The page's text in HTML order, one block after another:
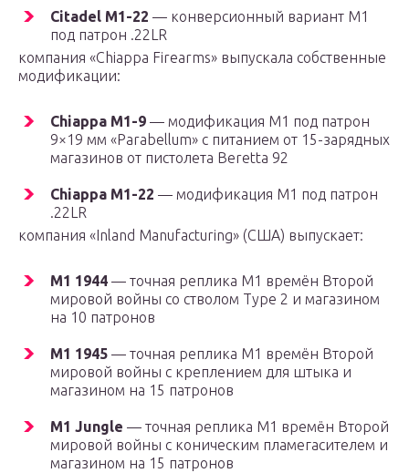
Citadel M1-22 — конверсионный вариант M1
под патрон .22LR
компания «Chiappa Firearms» выпускала собственные
модификации:
Chiappa M1-9 — модификация M1 под патрон
9×19 мм «Parabellum» с питанием от 15-зарядных
магазинов от пистолета Beretta 92
Chiappa M1-22 — модификация M1 под патрон
.22LR
компания «Inland Manufacturing» (США) выпускает:
M1 1944 — точная реплика M1 времён Второй
мировой войны со стволом Type 2 и магазином
на 10 патронов
M1 1945 — точная реплика M1 времён Второй
мировой войны с креплением для штыка и
магазином на 15 патронов
M1 Jungle — точная реплика M1 времён Второй
мировой войны с коническим пламегасителем и
магазином на 15 патронов